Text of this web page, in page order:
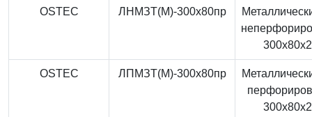
OSTEC ЛНМЗТ(М)-300x80пр
OSTEC ЛПМЗТ(М)-300x80пр